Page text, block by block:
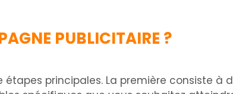
PUBLICITAIRE ?
principales. La première consiste à